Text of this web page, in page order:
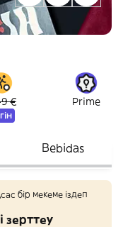
€ Prime
Bebidas
бір мекеме іздеп